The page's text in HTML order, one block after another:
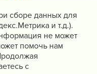
д. 4, корп. 3, пом. 1
сборе данных для
и т.д.).
не может
помочь нам
с